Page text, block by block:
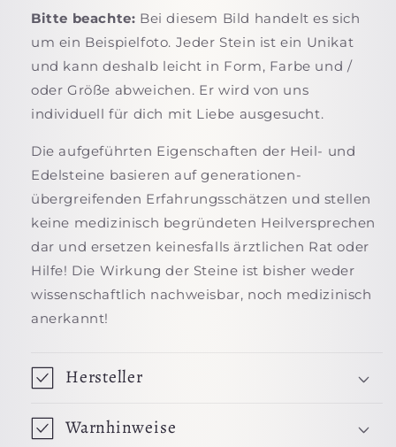
Bitte beachte: Bei diesem Bild handelt es sich
um ein Beispielfoto. Jeder Stein ist ein Unikat
und kann deshalb leicht in Form, Farbe und /
oder Größe abweichen. Er wird von uns
individuell für dich mit Liebe ausgesucht.
Die aufgeführten Eigenschaften der Heil- und
Edelsteine basieren auf generationen-
übergreifenden Erfahrungsschätzen und stellen
keine medizinisch begründeten Heilversprechen
dar und ersetzen keinesfalls ärztlichen Rat oder
Hilfe! Die Wirkung der Steine ist bisher weder
wissenschaftlich nachweisbar, noch medizinisch
anerkannt!
Hersteller
Warnhinweise